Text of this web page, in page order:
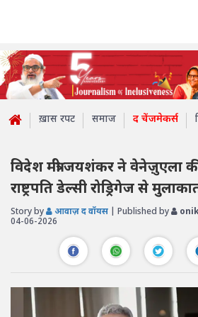
ख़ास रपट समाज द चेंजमेकर्स
विदेश मंत्री जयशंकर ने वेनेज़ुएला
राष्ट्रपति डेल्सी रोड्रिगेज से
Story by आवाज़ द वॉयस | Published by
04-06-2026